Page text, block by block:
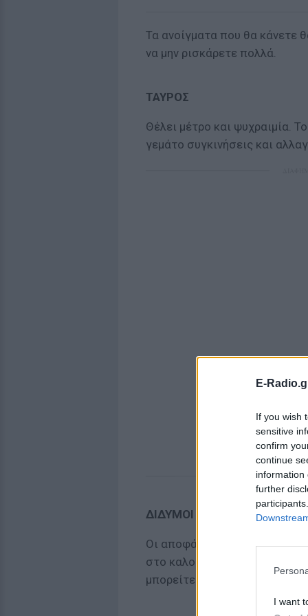
E-
If you wish
sensitive
confirm
continue
information
further
I want
Τα ανοίγματα που θα κάνετε
να μην ρισκάρετε πολλά.
ΤΑΥΡΟΣ
Θέλει μέτρο και ψυχραιμία.
γεμάτο συγκινήσεις και
ΔΙΔΥΜΟΙ
Οι αποφάσεις που έχετε
στο καλοκαίρι δείχνουν πως
μπορείτε να χαλαρώσετε.